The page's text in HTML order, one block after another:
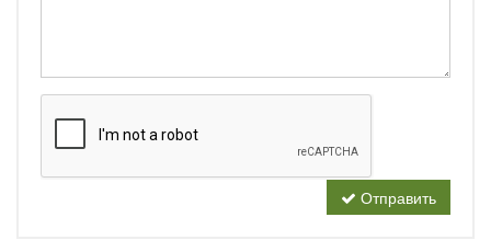
Отправить